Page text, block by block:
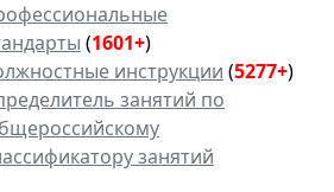
(1601+)
инструкции (5277+)
занятий по
занятий